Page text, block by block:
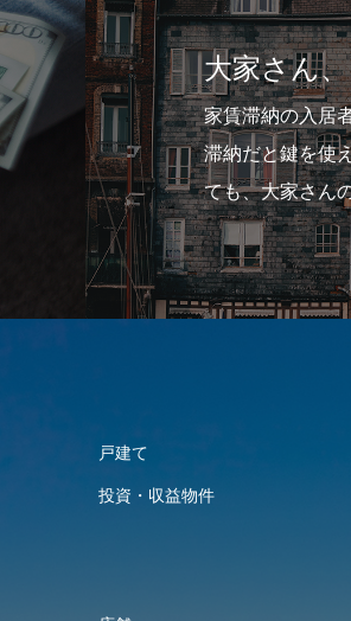
大家さん、そんな事
家賃滞納の入居者さんがいて、
滞納だと鍵を使えないようにし
ても、大家さんの心理と…
戸建て
投資・収益物件